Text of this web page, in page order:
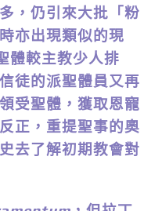
，仍引來大批「粉
亦出現類似的現
體較主教少人排
徒的派聖體員又再
受聖體，獲取恩寵
正，重提聖事的奧
去了解初期教會對